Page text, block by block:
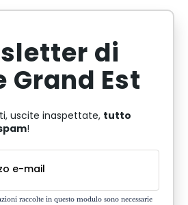
di
Grand Est
uscite inaspettate, tutto
!
raccolte in questo modulo sono necessarie